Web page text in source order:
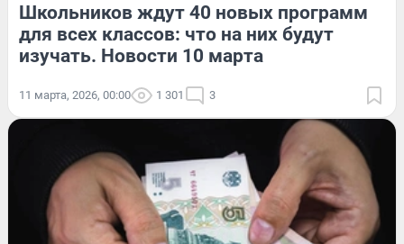
Школьников ждут 40 новых программ
для всех классов: что на них будут
изучать. Новости 10 марта
11 марта, 2026, 00:00 1 301 3